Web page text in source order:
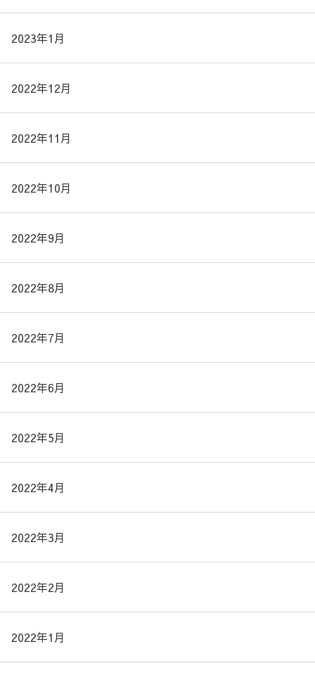
2023年1月
2022年12月
2022年11月
2022年10月
2022年9月
2022年8月
2022年7月
2022年6月
2022年5月
2022年4月
2022年3月
2022年2月
2022年1月